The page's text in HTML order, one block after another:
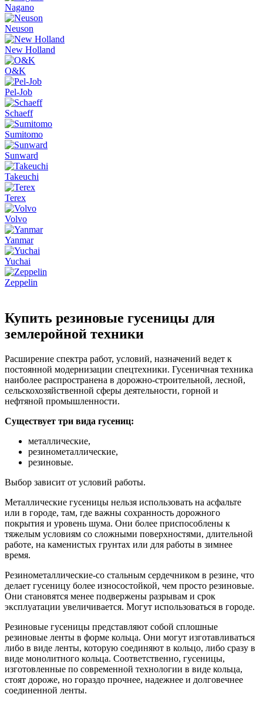
Nagano
Neuson
New Holland
O&K
Pel-Job
Schaeff
Sumitomo
Sunward
Takeuchi
Terex
Volvo
Yanmar
Yuchai
Zeppelin
Купить резиновые гусеницы для
землеройной техники
Расширение спектра работ, условий, назначений ведет к
постоянной модернизации спецтехники. Гусеничная техника
наиболее распространена в дорожно-строительной, лесной,
сельскохозяйственной сферы деятельности, горной и
нефтяной промышленности.
Существует три вида гусениц:
металлические,
резинометаллические,
резиновые.
Выбор зависит от условий работы.
Металлические гусеницы нельзя использовать на асфальте
или в городе, там, где важны сохранность дорожного
покрытия и уровень шума. Они более приспособлены к
тяжелым условиям со сложными поверхностями, длительной
работе, на каменистых грунтах или для работы в зимнее
время.
Резинометаллические-со стальным сердечником в резине, что
делает гусеницу более износостойкой, чем просто резиновые.
Они становятся менее подвержены разрывам и срок
эксплуатации увеличивается. Могут использоваться в городе.
Резиновые гусеницы представляют собой сплошные
резиновые ленты в форме кольца. Они могут изготавливаться
либо в виде ленты, которую соединяют в кольцо, либо сразу в
виде монолитного кольца. Соответственно, гусеницы,
изготовленные по современной технологии в виде кольца,
стоят дороже, но гораздо прочнее, надежнее и долговечнее
соединенной ленты.